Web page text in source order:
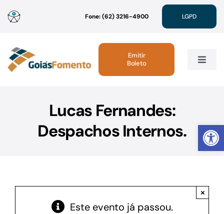
Abrir
para
conteúdo
Fone: (62) 3216-4900 LGPD
Toggle
Linhas de Crédito
Emitir
Boleto
Lucas Fernandes:
Despachos Internos.
Este evento já passou.
×